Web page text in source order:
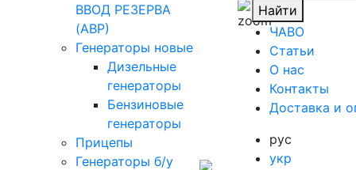
ВВОД РЕЗЕРВА
(АВР)
Генераторы новые
Дизельные
генераторы
Бензиновые
генераторы
Прицепы
Генераторы б/у
Найти
ЧАВО
Cтатьи
O нас
Контакты
Доставка и
рус
укр